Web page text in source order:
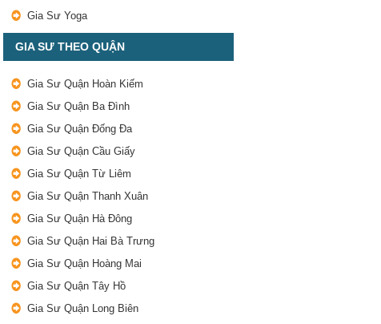
Gia Sư Yoga
GIA SƯ THEO QUẬN
Gia Sư Quận Hoàn Kiếm
Gia Sư Quận Ba Đình
Gia Sư Quận Đống Đa
Gia Sư Quận Cầu Giấy
Gia Sư Quận Từ Liêm
Gia Sư Quận Thanh Xuân
Gia Sư Quận Hà Đông
Gia Sư Quận Hai Bà Trưng
Gia Sư Quận Hoàng Mai
Gia Sư Quận Tây Hồ
Gia Sư Quận Long Biên